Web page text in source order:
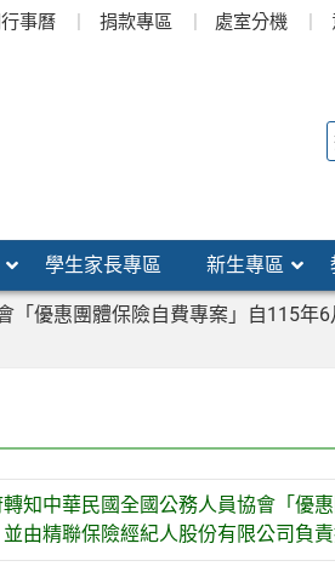
事曆 捐款專區 處室分機
學生家長專區 新生專區
「優惠團體保險自費專案」自115
知中華民國全國公務人員協會「優
由精聯保險經紀人股份有限公司負